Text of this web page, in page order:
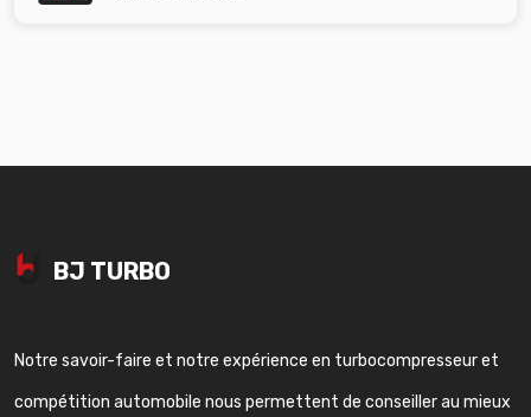
BJ TURBO
Notre savoir-faire et notre expérience en turbocompresseur et
compétition automobile nous permettent de conseiller au mieux